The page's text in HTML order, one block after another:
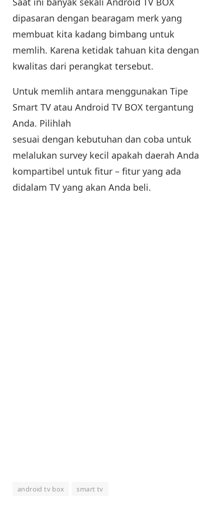
dipasaran dengan bearagam merk yang
membuat kita kadang bimbang untuk
memlih. Karena ketidak tahuan kita dengan
kwalitas dari perangkat tersebut.
Untuk memlih antara menggunakan Tipe
Smart TV atau Android TV BOX tergantung
Anda. Pilihlah
sesuai dengan kebutuhan dan coba untuk
melalukan survey kecil apakah daerah Anda
kompartibel untuk fitur – fitur yang ada
didalam TV yang akan Anda beli.
android tv box smart tv